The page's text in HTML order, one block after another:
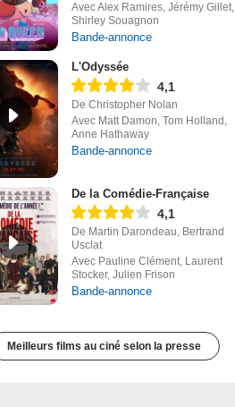
Avec Alex Ramires, Jérémy Gillet,
Shirley Souagnon
Bande-annonce
L'Odyssée
4,1
De Christopher Nolan
Avec Matt Damon, Tom Holland,
Anne Hathaway
Bande-annonce
De la Comédie-Française
4,1
De Martin Darondeau, Bertrand
Usclat
Avec Pauline Clément, Laurent
Stocker, Julien Frison
Bande-annonce
Meilleurs films au ciné selon la presse